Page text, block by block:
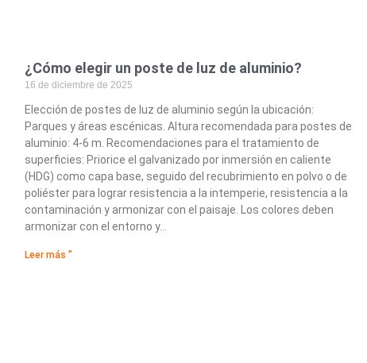
¿Cómo elegir un poste de luz de aluminio?
16 de diciembre de 2025
Elección de postes de luz de aluminio según la ubicación:
Parques y áreas escénicas. Altura recomendada para postes de
aluminio: 4-6 m. Recomendaciones para el tratamiento de
superficies: Priorice el galvanizado por inmersión en caliente
(HDG) como capa base, seguido del recubrimiento en polvo o de
poliéster para lograr resistencia a la intemperie, resistencia a la
contaminación y armonizar con el paisaje. Los colores deben
armonizar con el entorno y...
Leer más "